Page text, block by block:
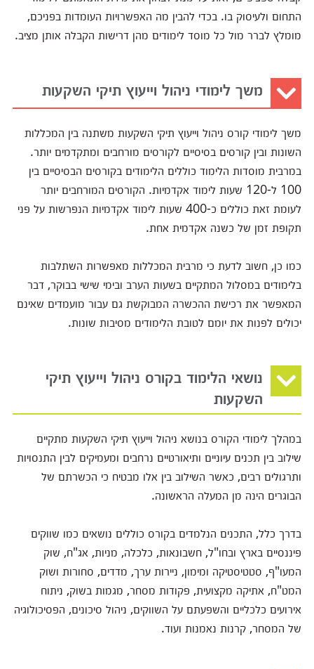
התחום ולעיסוק בו. בכדי להבין מה האפשרויות העומדות בפניכם,
מומלץ לברר מול כל מוסד לימודים מהן דרישות הקבלה אותן מציב.
משך לימודי ניהול וייעוץ תיקי השקעות
משך לימודי קורס ניהול וייעוץ תיקי השקעות משתנה בין המכללות
השונות ובין קורסים בסיסיים לקורסים מורחבים ומתקדמים יותר.
במרבית מוסדות הלימוד כוללים הלימודים בקורסים הבסיסיים בין
100 ל-120 שעות לימוד אקדמיות. הקורסים המורחבים יותר
לעומת זאת כוללים כ-400 שעות לימוד אקדמיות הנפרשות על פני
תקופת זמן של כשנה אקדמית אחת.
כמו כן, חשוב לדעת כי מרבית המכללות מאפשרות השתלבות
בלימודים במסלול המתקיים בשעות הערב ובימי שישי בבוקר, דבר
המאפשר את רכישת ההכשרה המבוקשת גם עבור מועמדים שאינם
יכולים לפנות את יומם לטובת הלימודים מסיבות שונות.
נושאי הלימוד בקורס ניהול וייעוץ תיקי
השקעות
במהלך לימודי הקורס בנושא ניהול וייעוץ תיקי השקעות מתקיים
שילוב בין תכנים עיוניים ותיאורטיים נרחבים ומעמיקים לבין התנסויות
ותרגולים רבים, כאשר השילוב בין אלו מבטיח כי הכשרתם של
הבוגרים הינה מן המעלה הראשונה.
בדרך כלל, התכנים הנלמדים בקורס כוללים נושאים כמו שווקים
פיננסיים בארץ ובחו"ל, חשבונאות, כלכלה, מניות, אג"ח, שוק
המעו"ף, סטטיסטיקה ומימון, ניירות ערך, מדדים, סחורות ושוק
המט"ח, אתיקה מקצועית, פקודות מסחר, מגמות בשוק, ניתוח
אירועים כלכליים והשפעתם על השווקים, ניהול סיכונים, הפסיכולוגיה
של המסחר, קרנות נאמנות ועוד.